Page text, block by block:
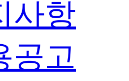
사항
공고